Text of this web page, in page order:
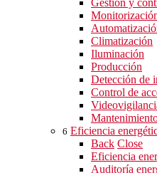
Gestión y
Climatización
Iluminación
Producción
Detección de
Control de
6 Eficiencia
Back Close
Eficiencia
Auditoría